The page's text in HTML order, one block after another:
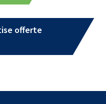
offerte